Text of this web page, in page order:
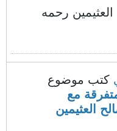
رحمه
كتب موضوع
مع
العثيمين